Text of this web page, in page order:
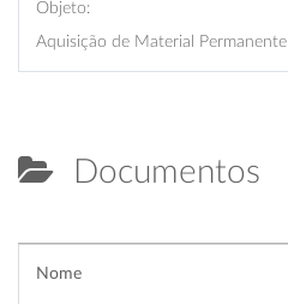
Objeto:
Aquisição de Material Permanente
Documentos
Nome